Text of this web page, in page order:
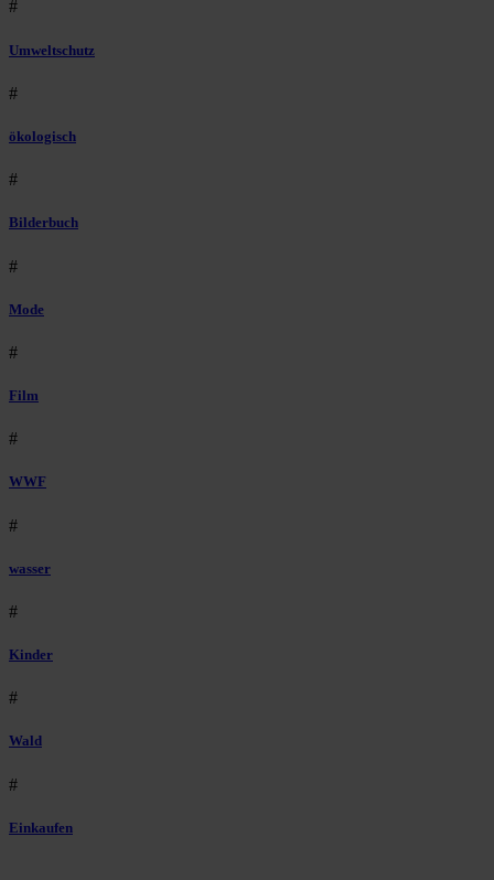
#
Umweltschutz
#
ökologisch
#
Bilderbuch
#
Mode
#
Film
#
WWF
#
wasser
#
Kinder
#
Wald
#
Einkaufen